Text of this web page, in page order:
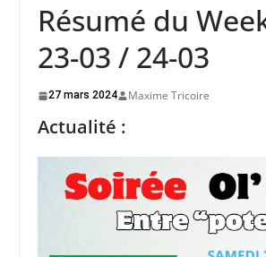
Résumé du
23-03 / 24-03
27 mars 2024 Maxime Tricoire
Actualité :